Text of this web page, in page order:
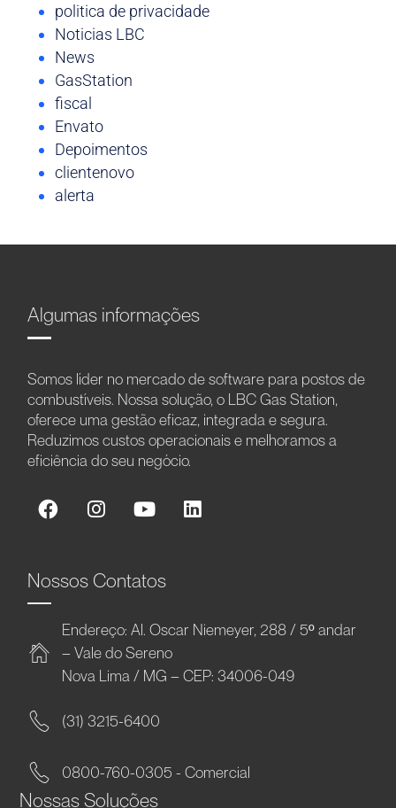
politica de privacidade
Noticias LBC
News
GasStation
fiscal
Envato
Depoimentos
clientenovo
alerta
Algumas informações
Somos líder no mercado de software para postos de
combustíveis. Nossa solução, o LBC Gas Station,
oferece uma gestão eficaz, integrada e segura.
Reduzimos custos operacionais e melhoramos a
eficiência do seu negócio.
Nossos Contatos
Endereço: Al. Oscar Niemeyer, 288 / 5º andar
– Vale do Sereno
Nova Lima / MG – CEP: 34006-049
(31) 3215-6400
0800-760-0305 - Comercial
Nossas Soluções